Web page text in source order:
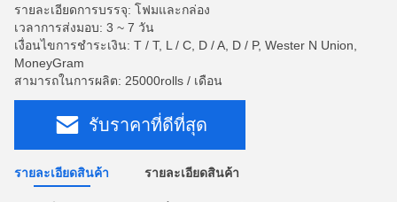
รายละเอียดการบรรจุ: โฟมและกล่อง
เวลาการส่งมอบ: 3 ~ 7 วัน
เงื่อนไขการชำระเงิน: T / T, L / C, D / A, D / P, Wester N Union,
MoneyGram
สามารถในการผลิต: 25000rolls / เดือน
รับราคาที่ดีที่สุด
รายละเอียดสินค้า รายละเอียดสินค้า